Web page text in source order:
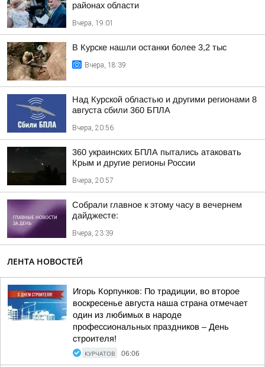
районах области
Вчера, 19:01
В Курске нашли останки более 3,2 тыс
Вчера, 18:39
Над Курской областью и другими регионами 8
августа сбили 360 БПЛА
Вчера, 20:56
360 украинских БПЛА пытались атаковать
Крым и другие регионы России
Вчера, 20:57
Собрали главное к этому часу в вечернем
дайджесте:
Вчера, 23:39
ЛЕНТА НОВОСТЕЙ
Игорь Корпунков: По традиции, во второе
воскресенье августа наша страна отмечает
один из любимых в народе
профессиональных праздников – День
строителя!
КУРЧАТОВ 06:06